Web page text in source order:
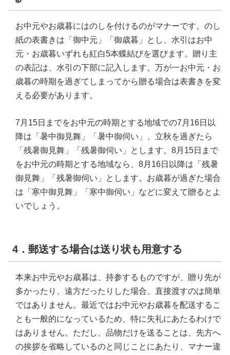
お中元やお歳暮にはのしを付けるのがマナーです。のし
紙の表書きは「御中元」「御歳暮」とし、水引はお中
元・お歳暮いずれも紅白5本蝶結びを選びます。贈り主
の表記は、水引の下部に記入します。万が一お中元・お
歳暮の時期を過ぎてしまってから贈る場合は表書きを変
える必要があります。
7月15日までをお中元の時期とする地域での7月16日以
降は「暑中御見舞」「暑中御伺い」、立秋を過ぎたら
「残暑御見舞」「残暑御伺い」とします。8月15日まで
をお中元の時期とする地域なら、8月16日以降は「残暑
御見舞」「残暑御伺い」とします。お歳暮が過ぎた場合
は「寒中御見舞」「寒中御伺い」などに変えて贈るとよ
いでしょう。
4．郵送する場合は送り状も用意する
本来お中元やお歳暮は、持参するものですが、贈り先が
多かったり、遠方だったりした場合、直接渡すのは簡単
ではありません。最近ではお中元やお歳暮を配送するこ
とも一般的になっているため、特に失礼にあたるわけで
はありません。ただし、品物だけを送ることは、先方へ
の挨拶を省略しているのと同じことにあたり、マナー違